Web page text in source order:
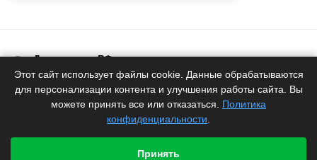
Доставка по РФ
Белоруское качество
Продукция
от производителя
Гарантия
Этот сайт использует файлы cookie. Данные обрабатываются
для персонализации контента и улучшения работы сайта. Вы
можете принять все или отказаться. Политика
конфиденциальности
Принять